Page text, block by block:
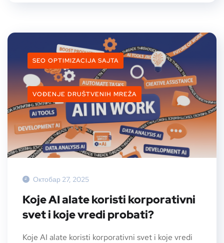
SEO OPTIMIZACIJA SAJTA
VOĐENJE DRUŠTVENIH MREŽA
Октобар 27, 2025
Koje AI alate koristi korporativni
svet i koje vredi probati?
Koje AI alate koristi korporativni svet i koje vredi